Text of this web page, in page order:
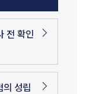
전 확인
의 성립